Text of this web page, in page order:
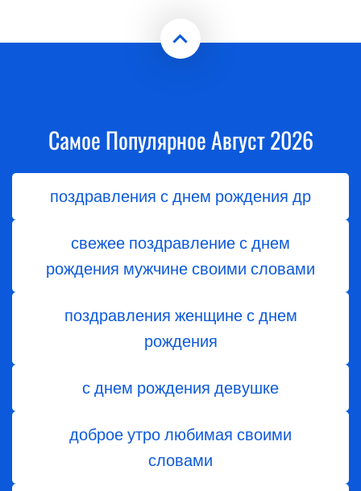
Самое Популярное Август 2026
поздравления с днем рождения др
свежее поздравление с днем
рождения мужчине своими словами
поздравления женщине с днем
рождения
с днем рождения девушке
доброе утро любимая своими
словами